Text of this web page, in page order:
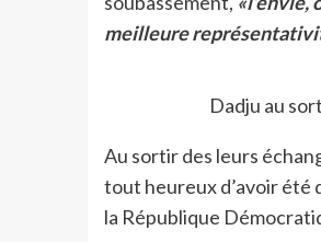
meilleure
Dadju au
Au sortir des leurs
tout heureux d’avoir été
la République